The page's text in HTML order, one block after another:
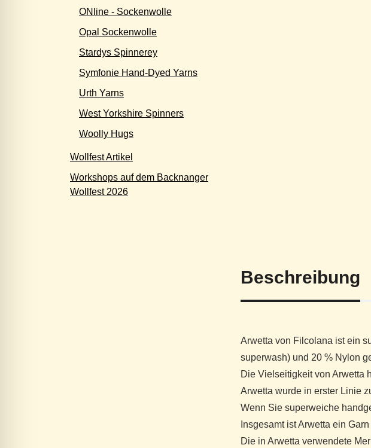
Beschreibung
Arwetta von Filcolana ist ein
superwash) und 20 % Nylon
Die Vielseitigkeit von Arwetta
Arwetta wurde in erster Linie
Wenn Sie superweiche
Insgesamt ist Arwetta ein
Die in Arwetta verwendete
ONline - Sockenwolle
Opal Sockenwolle
Stardys Spinnerey
Symfonie Hand-Dyed Yarns
Urth Yarns
West Yorkshire Spinners
Woolly Hugs
Wollfest Artikel
Workshops auf dem Backnanger
Wollfest 2026